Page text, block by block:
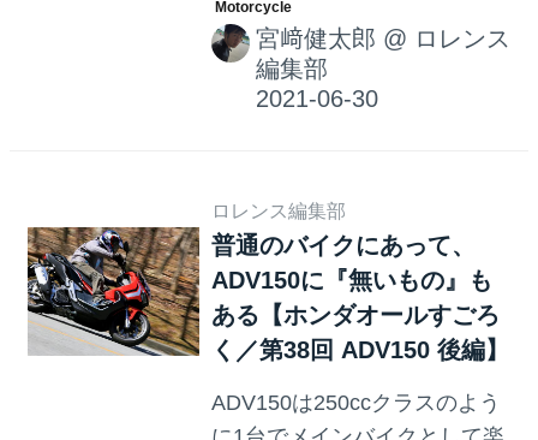
か様々な古今東西の「ローエ
ミッション」な2輪車を紹介す
る連載企画。今回はニュージ
ーランド生まれの2輪駆動
宮﨑健太郎 @ ロレンス
編集部
ロレンス編集部
普通のバイクにあって、
ADV150に『無いもの』も
ある【ホンダオールすごろ
く／第38回 ADV150 後編】
ADV150は250ccクラスのよう